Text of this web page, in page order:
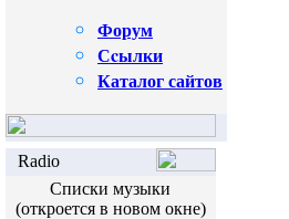
Форум
Сcылки
Каталог сайтов
Radio
Списки музыки
(откроется в новом окне)